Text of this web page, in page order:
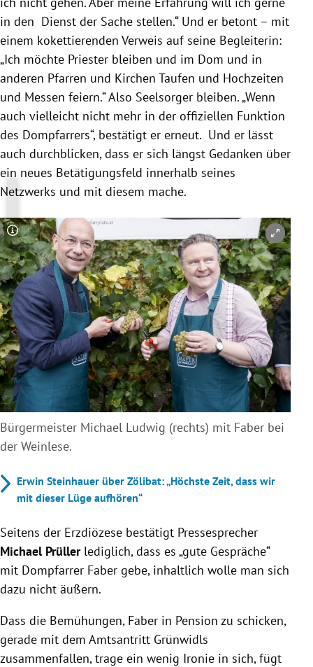
in den Dienst der Sache stellen.“ Und er betont – mit
einem kokettierenden Verweis auf seine Begleiterin:
„Ich möchte Priester bleiben und im Dom und in
anderen Pfarren und Kirchen Taufen und Hochzeiten
und Messen feiern.“ Also Seelsorger bleiben. „Wenn
auch vielleicht nicht mehr in der offiziellen Funktion
des Dompfarrers“, bestätigt er erneut. Und er lässt
auch durchblicken, dass er sich längst Gedanken über
ein neues Betätigungsfeld innerhalb seines
Netzwerks und mit diesem mache.
Copyright-Hinweis öffnen/schließen
Bürgermeister Michael Ludwig (rechts) mit Faber bei
der Weinlese.
Erwin Steinhauer über Zölibat: „Höchste Zeit, dass wir
mit dieser Lüge aufhören“
Seitens der Erzdiözese bestätigt Pressesprecher
Michael Prüllerlediglich, dass es „gute Gespräche“
mit Dompfarrer Faber gebe, inhaltlich wolle man sich
dazu nicht äußern.
Dass die Bemühungen, Faber in Pension zu schicken,
gerade mit dem Amtsantritt Grünwidls
zusammenfallen, trage ein wenig Ironie in sich, fügt